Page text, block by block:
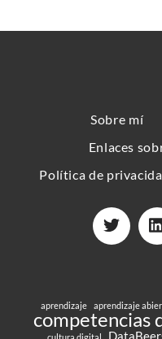
Sobre mí
Enlaces
Política de
aprendizaje aprendizaje
competencias
cultura digital